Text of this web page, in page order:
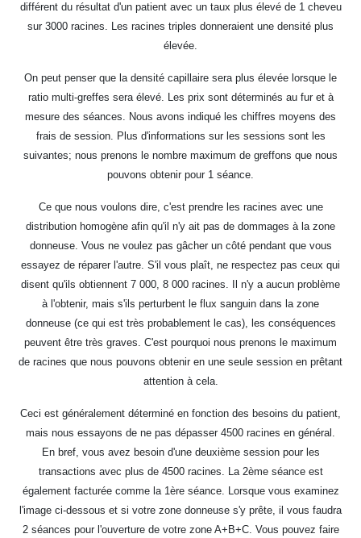
différent du résultat d'un patient avec un taux plus élevé de 1 cheveu
sur 3000 racines. Les racines triples donneraient une densité plus
élevée.
On peut penser que la densité capillaire sera plus élevée lorsque le
ratio multi-greffes sera élevé. Les prix sont déterminés au fur et à
mesure des séances. Nous avons indiqué les chiffres moyens des
frais de session. Plus d'informations sur les sessions sont les
suivantes; nous prenons le nombre maximum de greffons que nous
pouvons obtenir pour 1 séance.
Ce que nous voulons dire, c'est prendre les racines avec une
distribution homogène afin qu'il n'y ait pas de dommages à la zone
donneuse. Vous ne voulez pas gâcher un côté pendant que vous
essayez de réparer l'autre. S'il vous plaît, ne respectez pas ceux qui
disent qu'ils obtiennent 7 000, 8 000 racines. Il n'y a aucun problème
à l'obtenir, mais s'ils perturbent le flux sanguin dans la zone
donneuse (ce qui est très probablement le cas), les conséquences
peuvent être très graves. C'est pourquoi nous prenons le maximum
de racines que nous pouvons obtenir en une seule session en prêtant
attention à cela.
Ceci est généralement déterminé en fonction des besoins du patient,
mais nous essayons de ne pas dépasser 4500 racines en général.
En bref, vous avez besoin d'une deuxième session pour les
transactions avec plus de 4500 racines. La 2ème séance est
également facturée comme la 1ère séance. Lorsque vous examinez
l'image ci-dessous et si votre zone donneuse s'y prête, il vous faudra
2 séances pour l'ouverture de votre zone A+B+C. Vous pouvez faire